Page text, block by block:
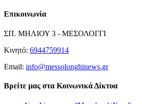
Επικοινωνία
ΣΠ. ΜΗΛΙΟΥ 3 - ΜΕΣΟΛΟΓΓΙ
Κινητό: 6944759914
Email: info@messolonghinews.gr
Βρείτε μας στα Κοινωνικά Δίκτυα